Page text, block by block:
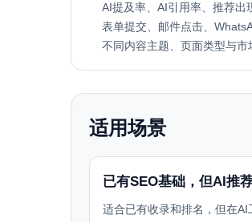
AI提及率、AI引用率、推荐出
表单提交、邮件点击、
不同内容主题、页面类型与市
适用场景
已有SEO基础，但AI推
适合已有收录和排名，但在AI